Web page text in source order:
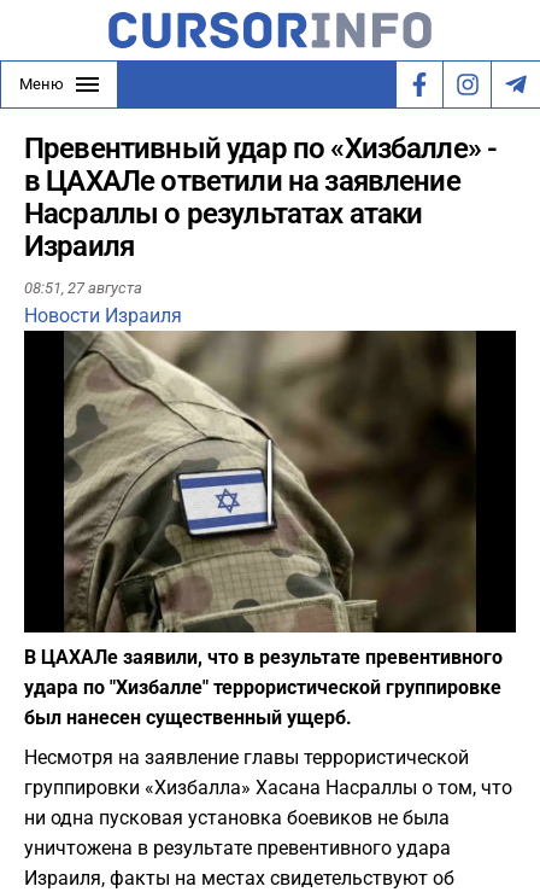
Меню
Превентивный удар по «Хизбалле» -
в ЦАХАЛе ответили на заявление
Насраллы о результатах атаки
Израиля
08:51, 27 августа
Новости Израиля
Play
Фото: depositphotos.com
В ЦАХАЛе заявили, что в результате превентивного
удара по "Хизбалле" террористической группировке
был нанесен существенный ущерб.
Несмотря на заявление главы террористической
группировки «Хизбалла» Хасана Насраллы о том, что
ни одна пусковая установка боевиков не была
уничтожена в результате превентивного удара
Израиля, факты на местах свидетельствуют об